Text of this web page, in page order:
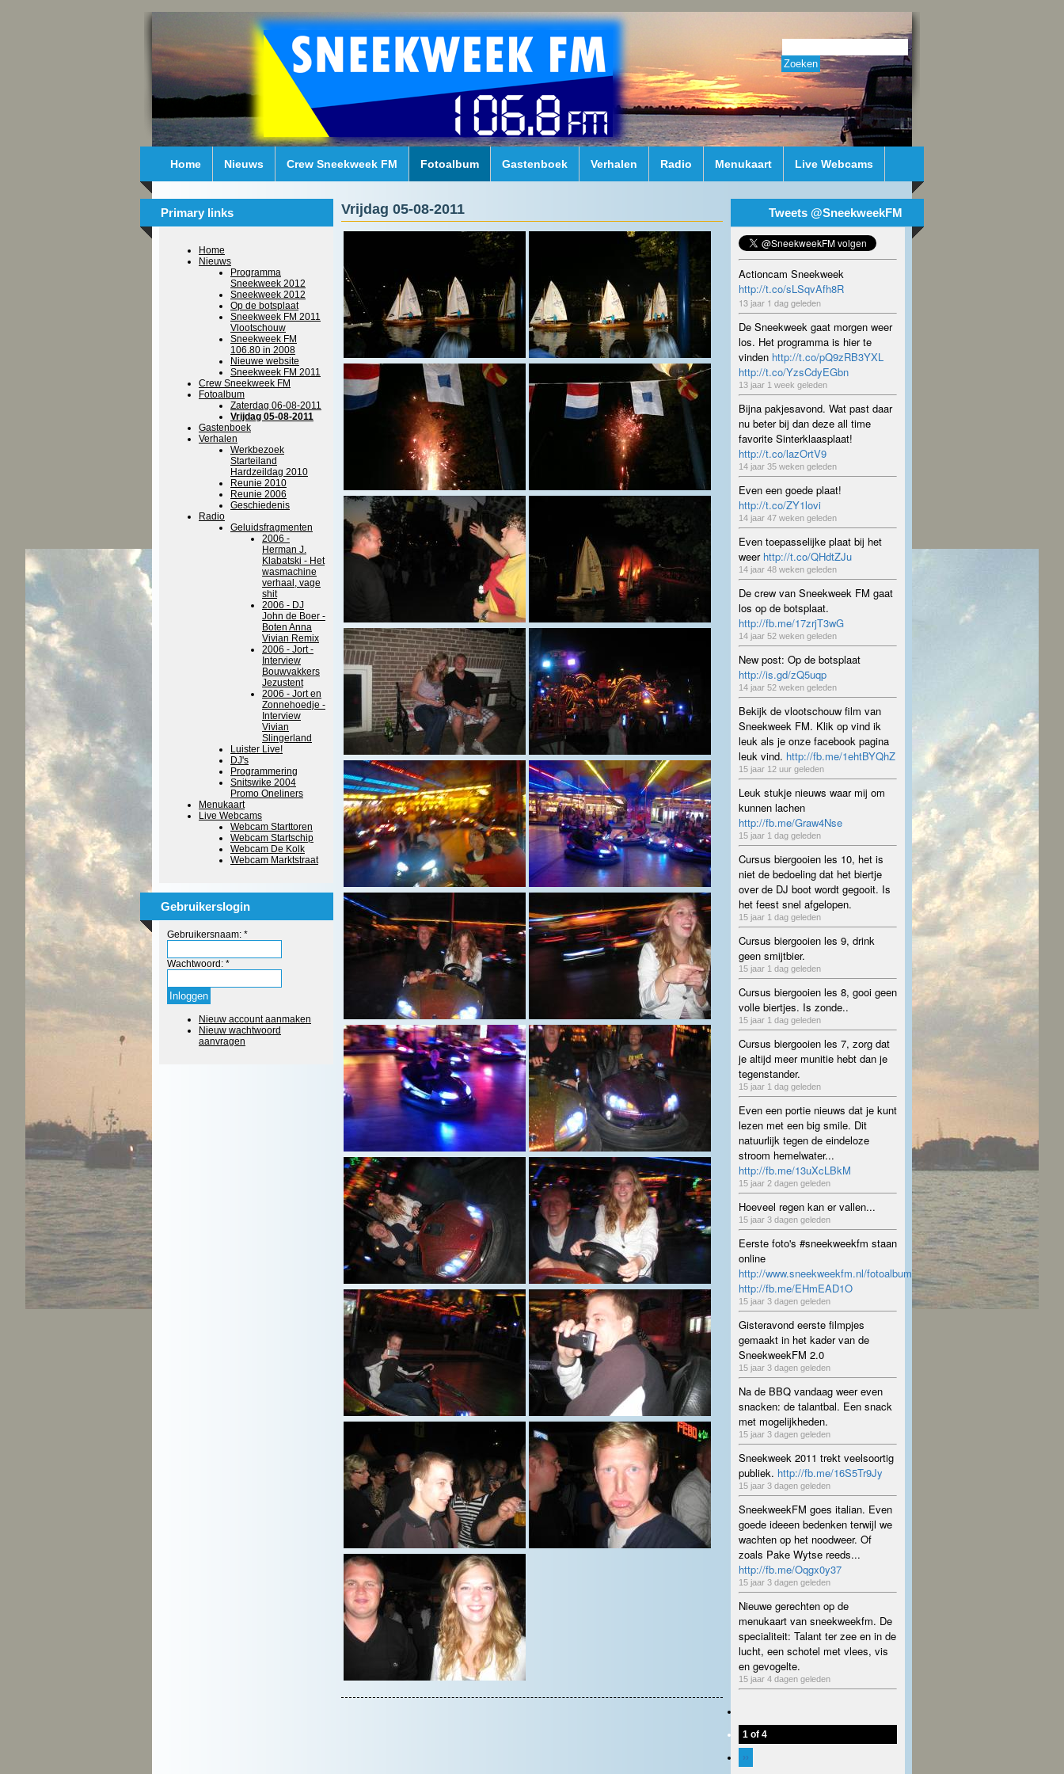
Home Nieuws Crew Sneekweek FM Fotoalbum Gastenboek Verhalen Radio Menukaart Live Webcams
Primary links
Home
Nieuws
Programma
Sneekweek 2012
Sneekweek 2012
Op de botsplaat
Sneekweek FM 2011
Vlootschouw
Sneekweek FM
106.80 in 2008
Nieuwe website
Sneekweek FM 2011
Crew Sneekweek FM
Fotoalbum
Zaterdag 06-08-2011
Vrijdag 05-08-2011
Gastenboek
Verhalen
Werkbezoek
Starteiland
Hardzeildag 2010
Reunie 2010
Reunie 2006
Geschiedenis
Radio
Geluidsfragmenten
2006 -
Herman J.
Klabatski - Het
wasmachine
verhaal, vage
shit
2006 - DJ
John de Boer -
Boten Anna
Vivian Remix
2006 - Jort -
Interview
Bouwvakkers
Jezustent
2006 - Jort en
Zonnehoedje -
Interview
Vivian
Slingerland
Luister Live!
DJ's
Programmering
Snitswike 2004
Promo Oneliners
Menukaart
Live Webcams
Webcam Starttoren
Webcam Startschip
Webcam De Kolk
Webcam Marktstraat
Gebruikerslogin
Gebruikersnaam: *
Wachtwoord: *
Nieuw account aanmaken
Nieuw wachtwoord
aanvragen
Vrijdag 05-08-2011 Tweets @SneekweekFM
Actioncam Sneekweek
http://t.co/sLSqvAfh8R
13 jaar 1 dag geleden
De Sneekweek gaat morgen weer
los. Het programma is hier te
vinden http://t.co/pQ9zRB3YXL
http://t.co/YzsCdyEGbn
13 jaar 1 week geleden
Bijna pakjesavond. Wat past daar
nu beter bij dan deze all time
favorite Sinterklaasplaat!
http://t.co/lazOrtV9
14 jaar 35 weken geleden
Even een goede plaat!
http://t.co/ZY1lovi
14 jaar 47 weken geleden
Even toepasselijke plaat bij het
weer http://t.co/QHdtZJu
14 jaar 48 weken geleden
De crew van Sneekweek FM gaat
los op de botsplaat.
http://fb.me/17zrjT3wG
14 jaar 52 weken geleden
New post: Op de botsplaat
http://is.gd/zQ5uqp
14 jaar 52 weken geleden
Bekijk de vlootschouw film van
Sneekweek FM. Klik op vind ik
leuk als je onze facebook pagina
leuk vind. http://fb.me/1ehtBYQhZ
15 jaar 12 uur geleden
Leuk stukje nieuws waar mij om
kunnen lachen
http://fb.me/Graw4Nse
15 jaar 1 dag geleden
Cursus biergooien les 10, het is
niet de bedoeling dat het biertje
over de DJ boot wordt gegooit. Is
het feest snel afgelopen.
15 jaar 1 dag geleden
Cursus biergooien les 9, drink
geen smijtbier.
15 jaar 1 dag geleden
Cursus biergooien les 8, gooi geen
volle biertjes. Is zonde..
15 jaar 1 dag geleden
Cursus biergooien les 7, zorg dat
je altijd meer munitie hebt dan je
tegenstander.
15 jaar 1 dag geleden
Even een portie nieuws dat je kunt
lezen met een big smile. Dit
natuurlijk tegen de eindeloze
stroom hemelwater...
http://fb.me/13uXcLBkM
15 jaar 2 dagen geleden
Hoeveel regen kan er vallen...
15 jaar 3 dagen geleden
Eerste foto's #sneekweekfm staan
online
http://www.sneekweekfm.nl/fotoalbum
http://fb.me/EHmEAD1O
15 jaar 3 dagen geleden
Gisteravond eerste filmpjes
gemaakt in het kader van de
SneekweekFM 2.0
15 jaar 3 dagen geleden
Na de BBQ vandaag weer even
snacken: de talantbal. Een snack
met mogelijkheden.
15 jaar 3 dagen geleden
Sneekweek 2011 trekt veelsoortig
publiek. http://fb.me/16S5Tr9Jy
15 jaar 3 dagen geleden
SneekweekFM goes italian. Even
goede ideeen bedenken terwijl we
wachten op het noodweer. Of
zoals Pake Wytse reeds...
http://fb.me/Oqgx0y37
15 jaar 3 dagen geleden
Nieuwe gerechten op de
menukaart van sneekweekfm. De
specialiteit: Talant ter zee en in de
lucht, een schotel met vlees, vis
en gevogelte.
15 jaar 4 dagen geleden
1 of 4
››